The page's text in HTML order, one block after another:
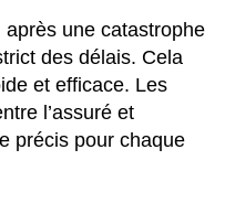
après une catastrophe
des délais. Cela
et efficace. Les
l’assuré et
précis pour chaque